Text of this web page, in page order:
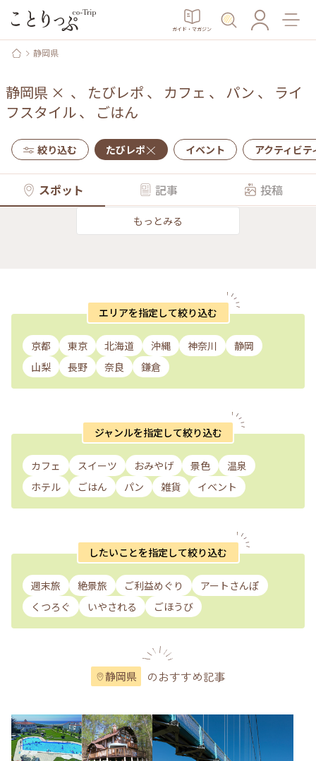
ガイド・マガジン
静岡県
静岡県 × 、 たびレポ 、 カフェ 、 パン 、 ライ
フスタイル、 ごはん
絞り込む たびレポ イベント アクティビテ
スポット 記事 投稿
もっとみる
エリアを指定して絞り込む
京都 東京 北海道 沖縄 神奈川
静岡
山梨
長野 奈良 鎌倉
ジャンルを指定して絞り込む
カフェ スイーツ おみやげ 景色
温泉
ホテル
ごはん パン 雑貨 イベント
したいことを指定して絞り込む
週末旅 絶景旅 ご利益めぐり
アートさんぽ
くつろぐ
いやされる ごほうび
静岡県 のおすすめ記事